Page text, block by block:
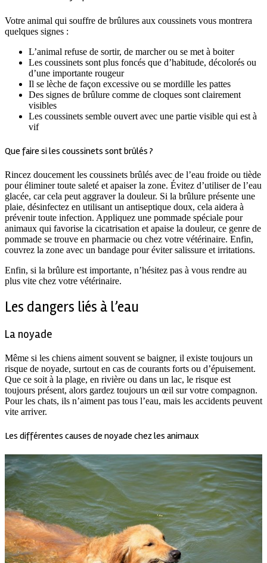
Votre animal qui souffre de brûlures aux coussinets vous montrera
quelques signes :
L’animal refuse de sortir, de marcher ou se met à boiter
Les coussinets sont plus foncés que d’habitude, décolorés ou
d’une importante rougeur
Il se lèche de façon excessive ou se mordille les pattes
Des signes de brûlure comme de cloques sont clairement
visibles
Les coussinets semble ouvert avec une partie visible qui est à
vif
Que faire si les coussinets sont brûlés ?
Rincez doucement les coussinets brûlés avec de l’eau froide ou tiède
pour éliminer toute saleté et apaiser la zone. Évitez d’utiliser de l’eau
glacée, car cela peut aggraver la douleur. Si la brûlure présente une
plaie, désinfectez en utilisant un antiseptique doux, cela aidera à
prévenir toute infection. Appliquez une pommade spéciale pour
animaux qui favorise la cicatrisation et apaise la douleur, ce genre de
pommade se trouve en pharmacie ou chez votre vétérinaire. Enfin,
couvrez la zone avec un bandage pour éviter salissure et irritations.
Enfin, si la brûlure est importante, n’hésitez pas à vous rendre au
plus vite chez votre vétérinaire.
Les dangers liés à l’eau
La noyade
Même si les chiens aiment souvent se baigner, il existe toujours un
risque de noyade, surtout en cas de courants forts ou d’épuisement.
Que ce soit à la plage, en rivière ou dans un lac, le risque est
toujours présent, alors gardez toujours un œil sur votre compagnon.
Pour les chats, ils n’aiment pas tous l’eau, mais les accidents peuvent
vite arriver.
Les différentes causes de noyade chez les animaux